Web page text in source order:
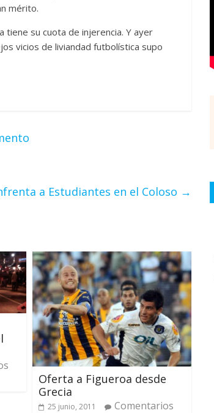
mérito.
tiene su cuota de injerencia. Y ayer
vicios de liviandad futbolística supo
a Estudiantes en el Coloso →
Oferta a Figueroa desde
Grecia
25 junio, 2011
Comentarios